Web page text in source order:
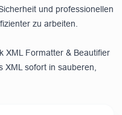
und professionellen
zu arbeiten.
XML Formatter & Beautifier
XML sofort in sauberen,